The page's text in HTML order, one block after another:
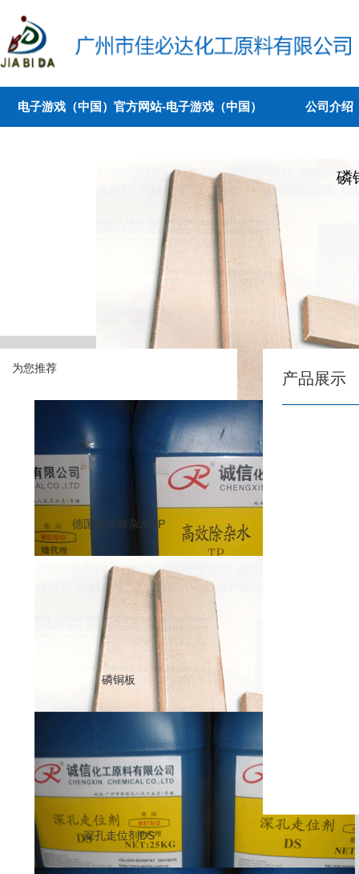
电子游戏（中国）官方网站-电子游戏（中国） 公司介绍
磷
为您推荐
德国镀镍除杂水TP
磷铜板
深孔走位剂DS
产品展示